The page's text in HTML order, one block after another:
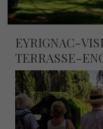
EYRIGNAC-
TERRASSE-